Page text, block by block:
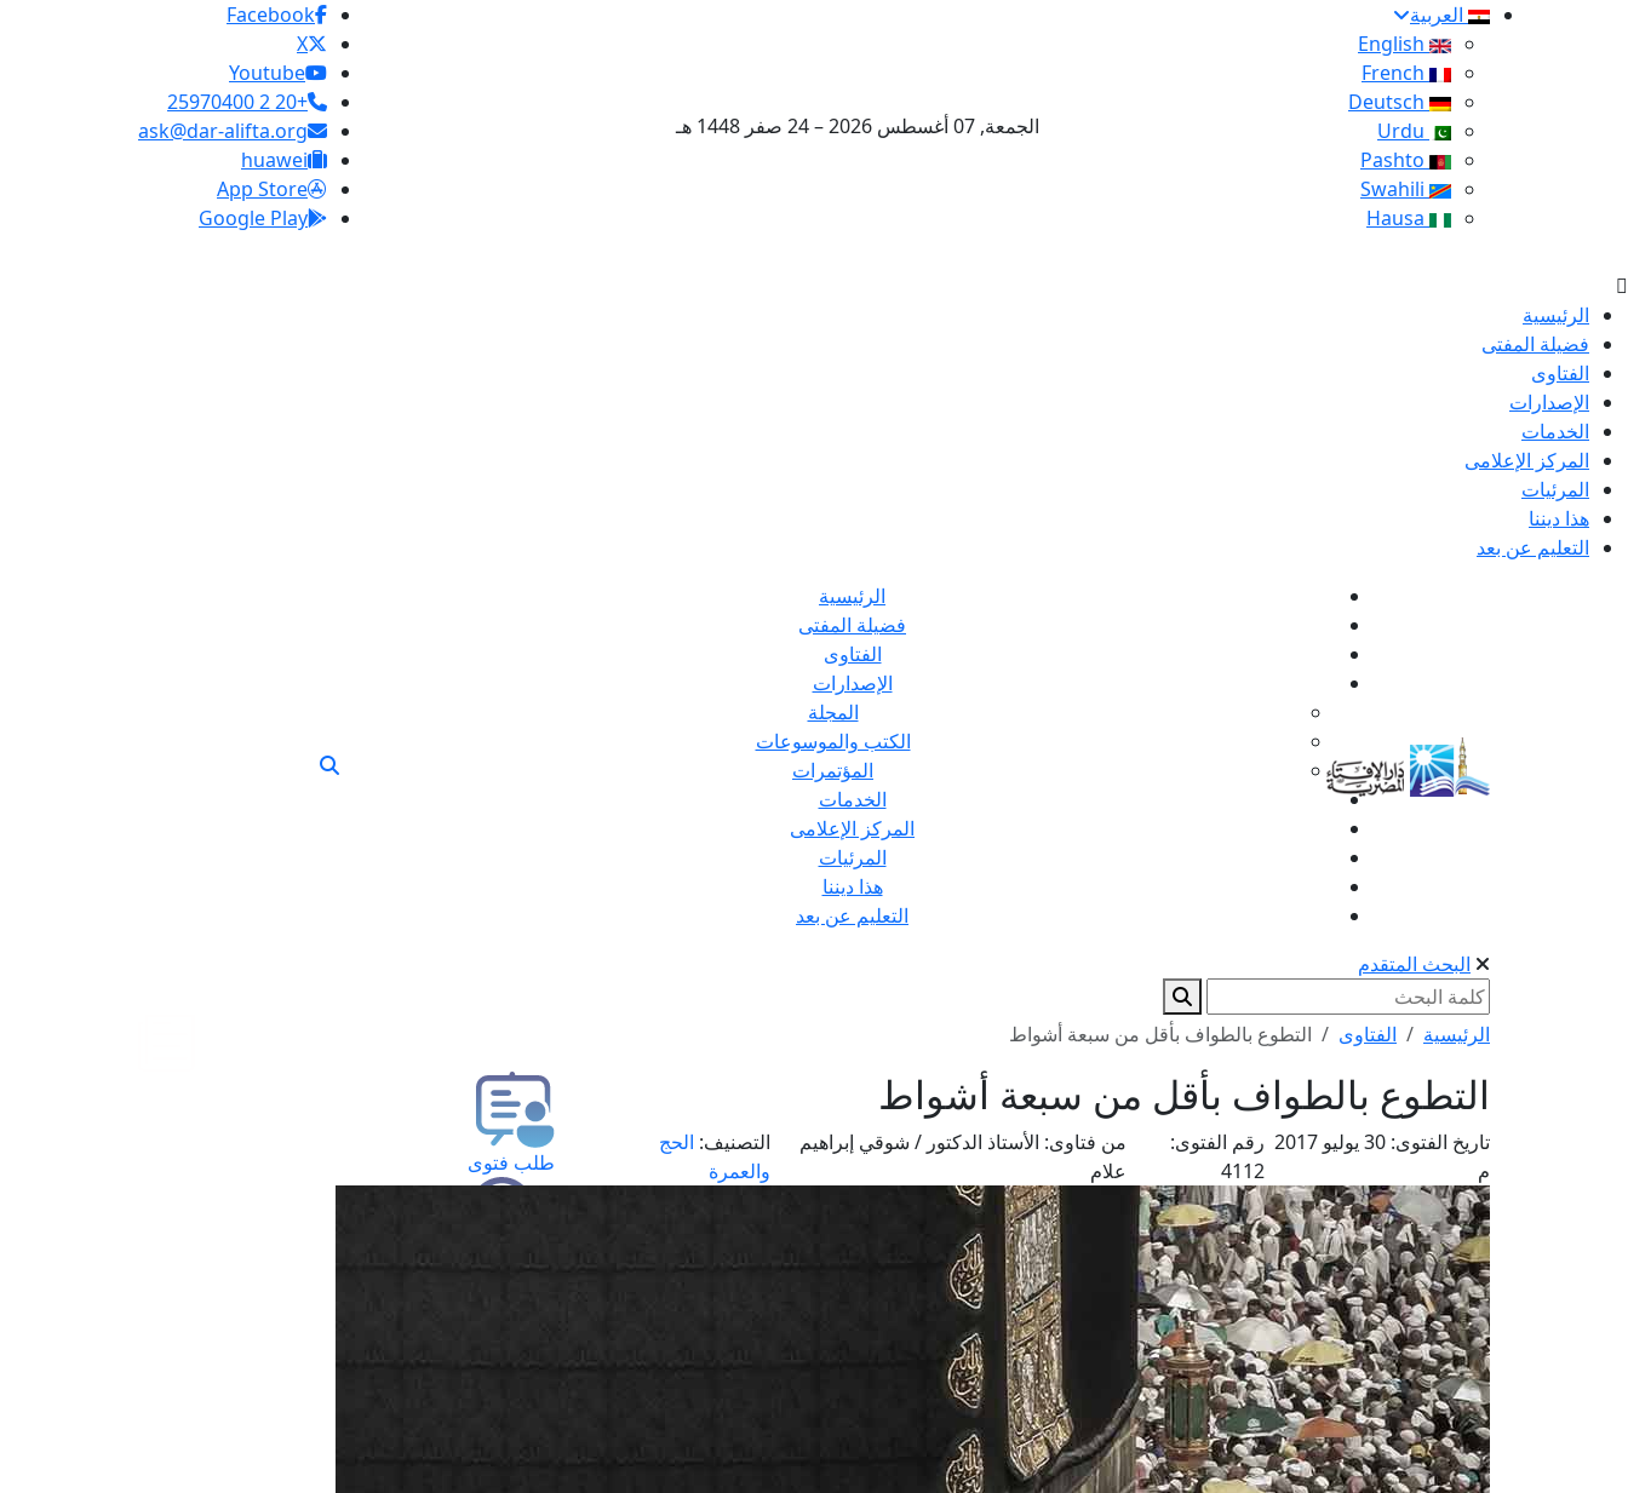
العربية
الجمعة, 07 أغسطس 2026 – 24 صفر 1448 هـ
Facebook
X
Youtube
+20 2 25970400
ask@dar-alifta.org
huawei
App Store
Google Play
الرئيسية
فضيلة المفتى
الفتاوى
الإصدارات
الخدمات
المركز الإعلامى
المرئيات
هذا ديننا
التعليم عن بعد
الرئيسية
فضيلة المفتى
الفتاوى
الإصدارات
المجلة
الكتب والموسوعات
المؤتمرات
الخدمات
المركز الإعلامى
المرئيات
هذا ديننا
التعليم عن بعد
البحث المتقدم
الرئيسية الفتاوى التطوع بالطواف بأقل من سبعة أشواط
التطوع بالطواف بأقل من سبعة أشواط
تاريخ الفتوى:
30 يوليو 2017
م
رقم الفتوى:
4112
من فتاوى: الأستاذ الدكتور / شوقي إبراهيم
علام
التصنيف: الحج
والعمرة
طلب فتوى
استعلام عن فتوى